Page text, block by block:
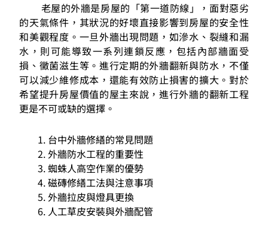
老屋的外牆是房屋的「第一道防線」，面對惡劣
的天氣條件，其狀況的好壞直接影響到房屋的安全性
和美觀程度。一旦外牆出現問題，如滲水、裂縫和漏
水，則可能導致一系列連鎖反應，包括內部牆面受
損、黴菌滋生等。進行定期的外牆翻新與防水，不僅
可以減少維修成本，還能有效防止損害的擴大。對於
希望提升房屋價值的屋主來說，進行外牆的翻新工程
更是不可或缺的選擇。
台中外牆修繕的常見問題
外牆防水工程的重要性
蜘蛛人高空作業的優勢
磁磚修繕工法與注意事項
外牆拉皮與燈具更換
人工草皮安裝與外牆配管